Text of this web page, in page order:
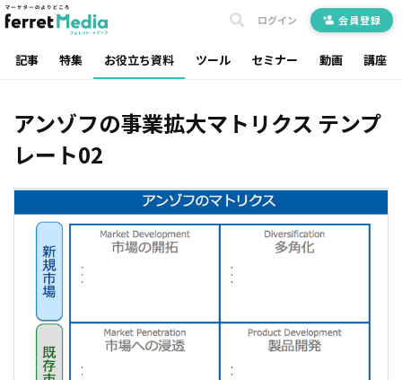
記事 特集 お役立ち資料 ツール セミナー 動画 講座
ログイン 会員登録
アンゾフの事業拡大マトリクス テンプ
レート02